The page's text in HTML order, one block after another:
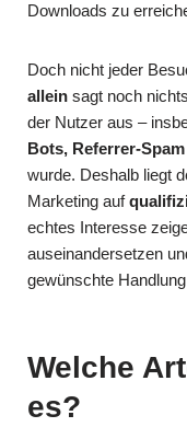
Downloads zu
Doch nicht jeder
allein sagt noch
der Nutzer aus –
Bots, Referrer-
wurde. Deshalb liegt
Marketing auf
echtes Interesse
auseinandersetzen
gewünschte
Welche
es?